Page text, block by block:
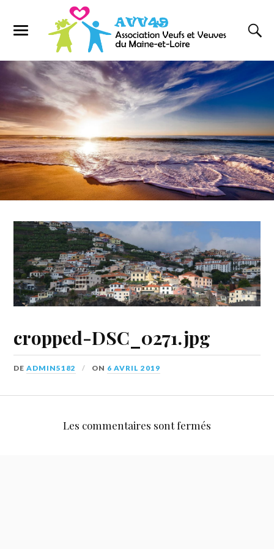
cropped-DSC_0271.jpg
DEADMIN5182 ON 6 AVRIL 2019
Les commentaires sont fermés